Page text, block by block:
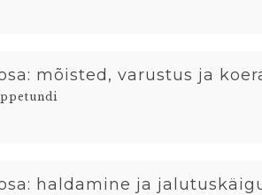
mõisted, varustus ja
haldamine ja